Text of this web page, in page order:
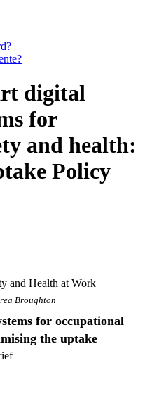
digital
for
and health:
Policy
and Health at Work
Broughton
for occupational
the uptake